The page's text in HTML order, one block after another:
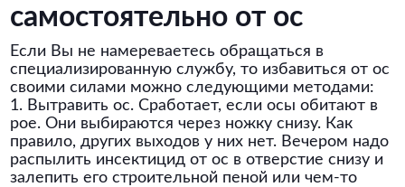
самостоятельно от ос
Если Вы не намереваетесь обращаться в
специализированную службу, то избавиться от ос
своими силами можно следующими методами:
1. Вытравить ос. Сработает, если осы обитают в
рое. Они выбираются через ножку снизу. Как
правило, других выходов у них нет. Вечером надо
распылить инсектицид от ос в отверстие снизу и
залепить его строительной пеной или чем-то